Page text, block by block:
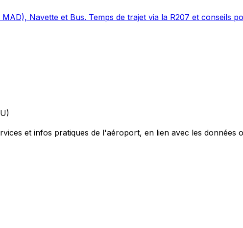
Navette et Bus. Temps de trajet via la R207 et conseils
et infos pratiques de l'aéroport, en lien avec les données